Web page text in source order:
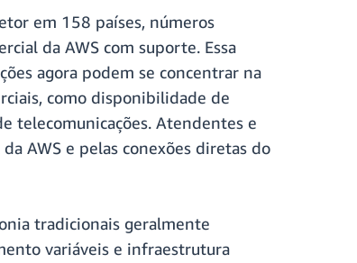
em 158 países, números
da AWS com suporte. Essa
agora podem se concentrar na
como disponibilidade de
telecomunicações. Atendentes e
AWS e pelas conexões diretas do
tradicionais geralmente
variáveis ​​e infraestrutura